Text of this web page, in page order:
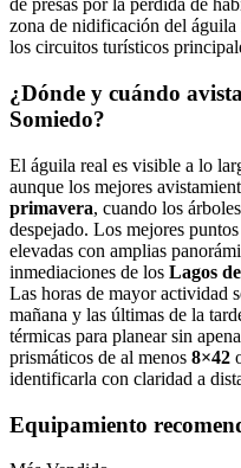
de presas por la pérdida de
zona de nidificación del águila
los circuitos turísticos
¿Dónde y cuándo
Somiedo?
El águila real es visible a lo
aunque los mejores
primavera, cuando los
despejado. Los mejores
elevadas con amplias
inmediaciones de los Lagos
Las horas de mayor actividad
mañana y las últimas de la
térmicas para planear sin
prismáticos de al menos 8×42
identificarla con claridad a
Equipamiento